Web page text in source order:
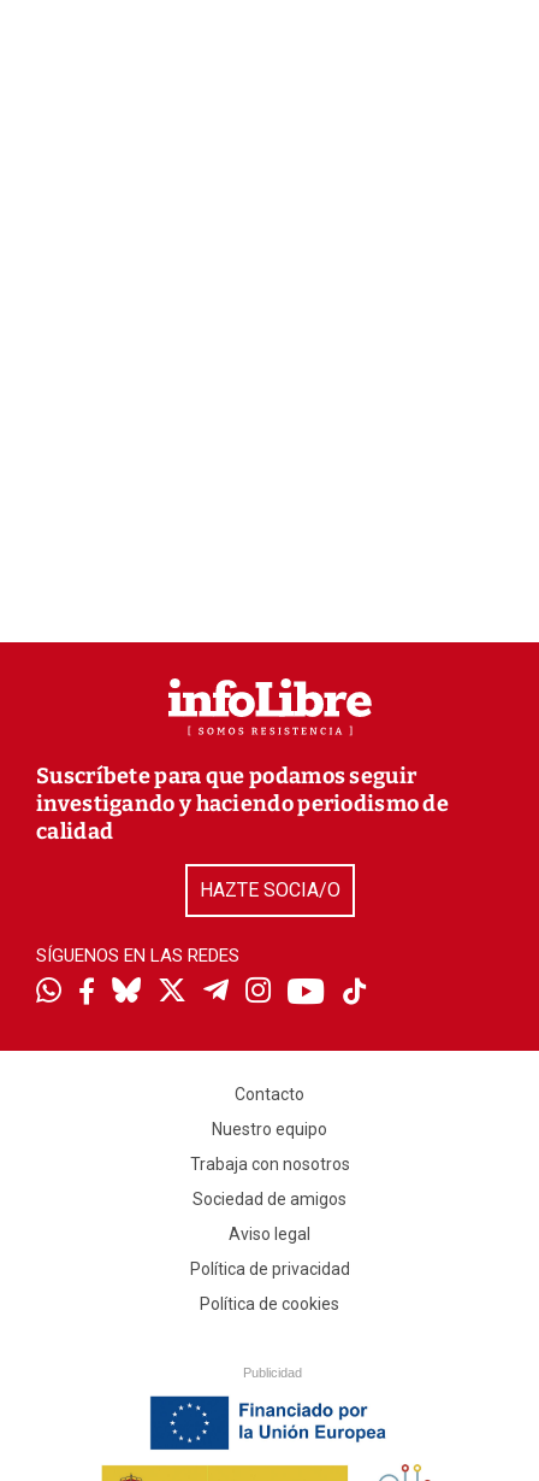
Suscríbete para que podamos seguir
investigando y haciendo periodismo de
calidad
HAZTE SOCIA/O
SÍGUENOS EN LAS REDES
Contacto
Nuestro equipo
Trabaja con nosotros
Sociedad de amigos
Aviso legal
Política de privacidad
Política de cookies
Publicidad